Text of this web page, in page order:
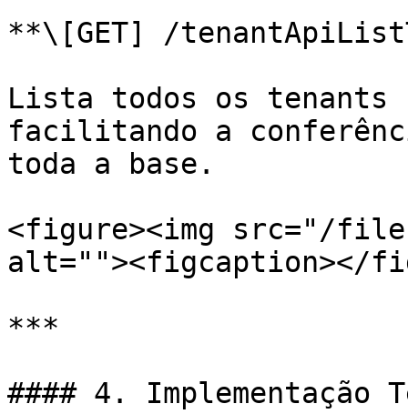
**\[GET] /
Lista todos os tenants
facilitando a
toda a base.
<figure><img src="/files/
alt=""><figcaption></
***
#### 4. Implementação